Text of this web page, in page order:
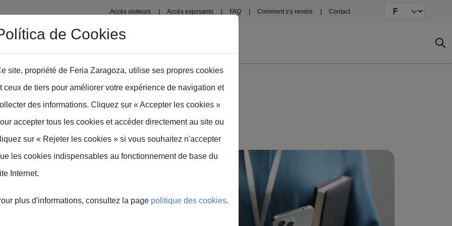
Accès visiteurs Accès exposants FAQ Comment s’y rendre Contact Select your
de Cookies
site, propriété de Feria Zaragoza, utilise ses propres cookies
ceux de tiers pour améliorer votre expérience de navigation et
des informations. Cliquez sur « Accepter les cookies »
accepter tous les cookies et accéder directement au site ou
sur « Rejeter les cookies » si vous souhaitez n'accepter
les cookies indispensables au fonctionnement de base du
Internet.
plus d'informations, consultez la page politique des cookies.